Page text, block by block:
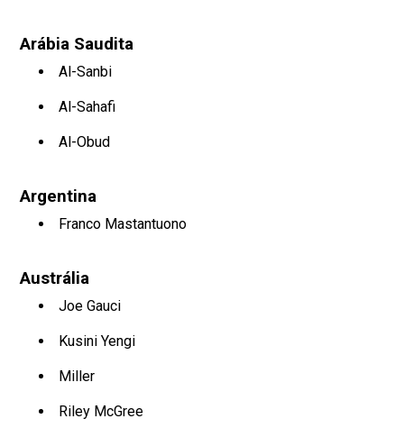
Arábia Saudita
Al-Sanbi
Al-Sahafi
Al-Obud
Argentina
Franco Mastantuono
Austrália
Joe Gauci
Kusini Yengi
Miller
Riley McGree